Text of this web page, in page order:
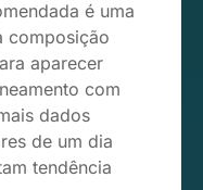
é uma
composição
aparecer
com
dados
de um dia
tendência